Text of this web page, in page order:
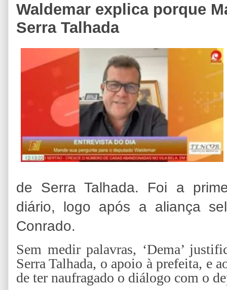
Waldemar explica porque
Serra Talhada
de Serra Talhada. Foi a
diário, logo após a aliança
Conrado.
Sem medir palavras, ‘Dema’
Serra Talhada, o apoio à prefeita, e
de ter naufragado o diálogo com o